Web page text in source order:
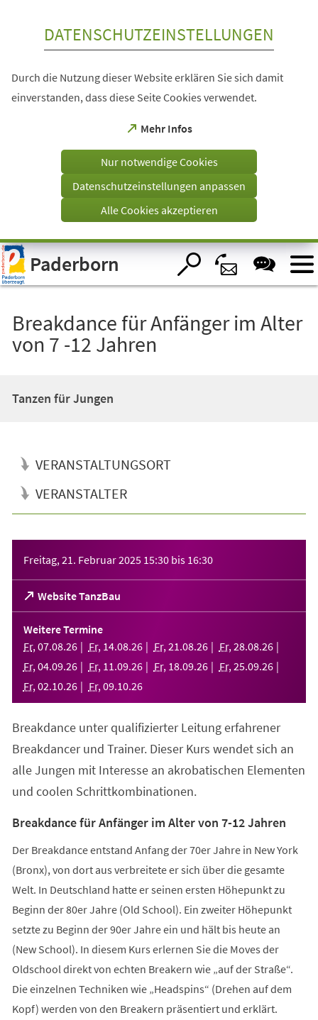
Visuelle
Assistenzsoftware
öffnen.
DATENSCHUTZEINSTELLUNGEN
Durch die Nutzung dieser Website erklären Sie sich damit
einverstanden, dass diese Seite Cookies verwendet.
Mehr Infos
(Öffnet
einem
Tab)
Nur notwendige Cookies
Datenschutzeinstellungen anpassen
Alle Cookies akzeptieren
Paderborn
Breakdance für Anfänger im Alter
von 7 -12 Jahren
Tanzen für Jungen
VERANSTALTUNGSORT
VERANSTALTER
Freitag, 21. Februar 2025 15:30 bis 16:30
Website TanzBau
(Öffnet
in
einem
neuen
Tab)
Weitere Termine
Fr, 07.08.26 Fr, 14.08.26 Fr, 21 .08.26 Fr, 28.08.26
Fr, 04.09.26 Fr, 11 .09.26 Fr, 18.09.26 Fr, 25.09.26
Fr, 02.10.26 Fr, 09.10.26
Breakdance unter qualifizierter Leitung erfahrener
Breakdancer und Trainer. Dieser Kurs wendet sich an
alle Jungen mit Interesse an akrobatischen Elementen
und coolen Schrittkombinationen.
Breakdance für Anfänger im Alter von 7-12 Jahren
Der Breakdance entstand Anfang der 70er Jahre in New York
(Bronx), von dort aus verbreitete er sich über die gesamte
Welt. In Deutschland hatte er seinen ersten Höhepunkt zu
Beginn der 80er Jahre (Old School). Ein zweiter Höhepunkt
setzte zu Beginn der 90er Jahre ein und hält bis heute an
(New School). In diesem Kurs erlernen Sie die Moves der
Oldschool direkt von echten Breakern wie „auf der Straße“.
Die einzelnen Techniken wie „Headspins“ (Drehen auf dem
Kopf) werden von den Breakern präsentiert und erklärt.